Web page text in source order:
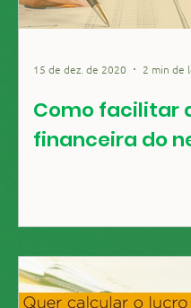
Como facilitar
financeira do
15 de dez. de 2020 2 min de